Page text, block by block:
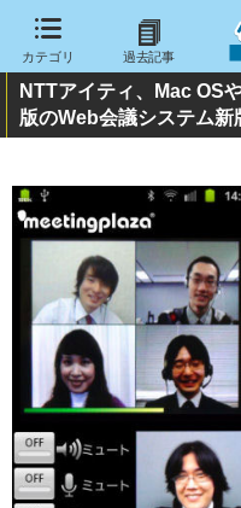
カテゴリ 過去記事
NTTアイティ、Mac OS
版のWeb会議システム新